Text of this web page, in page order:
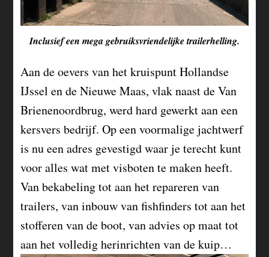
Inclusief een mega gebruiksvriendelijke trailerhelling.
Aan de oevers van het kruispunt Hollandse
IJssel en de Nieuwe Maas, vlak naast de Van
Brienenoordbrug, werd hard gewerkt aan een
kersvers bedrijf. Op een voormalige jachtwerf
is nu een adres gevestigd waar je terecht kunt
voor alles wat met visboten te maken heeft.
Van bekabeling tot aan het repareren van
trailers, van inbouw van fishfinders tot aan het
stofferen van de boot, van advies op maat tot
aan het volledig herinrichten van de kuip…